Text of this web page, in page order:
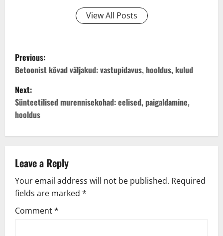
View All Posts
P
o
s
t
n
a
v
i
g
Previous:
Betoonist kõvad väljakud: vastupidavus, hooldus, kulud
Next:
Sünteetilised murennisekohad: eelised, paigaldamine,
hooldus
Leave a Reply
Your email address will not be published. Required
fields are marked *
Comment*